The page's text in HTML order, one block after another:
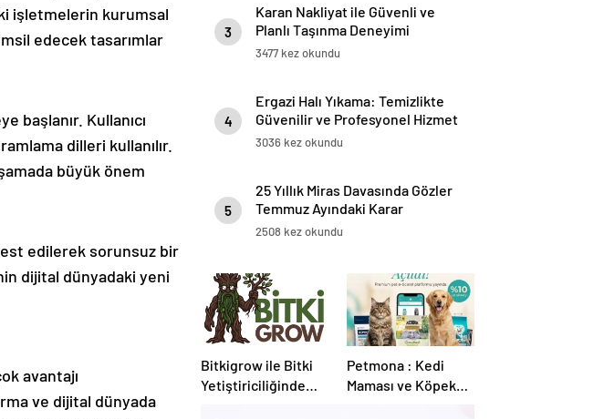
işletmelerin kurumsal
edecek tasarımlar
başlanır. Kullanıcı
dilleri kullanılır.
büyük önem
edilerek sorunsuz bir
dijital dünyadaki yeni
avantajı
ve dijital dünyada
3
Karan Nakliyat ile Güvenli ve
Planlı Taşınma Deneyimi
3477 kez okundu
4
Ergazi Halı Yıkama: Temizlikte
Güvenilir ve Profesyonel Hizmet
3036 kez okundu
5
25 Yıllık Miras Davasında Gözler
Temmuz Ayındaki Karar
Duruşmasına Çevrildi
2508 kez okundu
Bitkigrow ile Bitki
Yetiştiriciliğinde
Petmona : Kedi
Maması ve Köpek